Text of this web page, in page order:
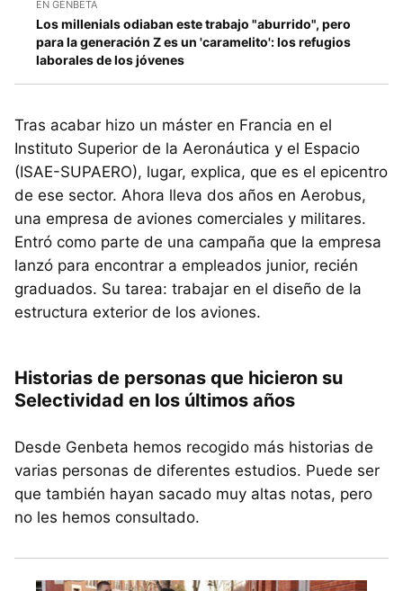
EN GENBETA
Los millenials odiaban este trabajo "aburrido", pero
para la generación Z es un 'caramelito': los refugios
laborales de los jóvenes
Tras acabar hizo un máster en Francia en el
Instituto Superior de la Aeronáutica y el Espacio
(ISAE-SUPAERO), lugar, explica, que es el epicentro
de ese sector. Ahora lleva dos años en Aerobus,
una empresa de aviones comerciales y militares.
Entró como parte de una campaña que la empresa
lanzó para encontrar a empleados junior, recién
graduados. Su tarea: trabajar en el diseño de la
estructura exterior de los aviones.
Historias de personas que hicieron su
Selectividad en los últimos años
Desde Genbeta hemos recogido más historias de
varias personas de diferentes estudios. Puede ser
que también hayan sacado muy altas notas, pero
no les hemos consultado.